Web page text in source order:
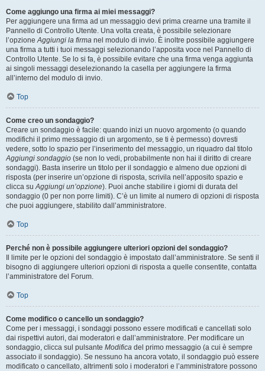
Come aggiungo una firma ai miei messaggi?
Per aggiungere una firma ad un messaggio devi prima crearne una tramite il
Pannello di Controllo Utente. Una volta creata, è possibile selezionare
l’opzioneAggiungi la firma nel modulo di invio. È inoltre possibile aggiungere
una firma a tutti i tuoi messaggi selezionando l’apposita voce nel Pannello di
Controllo Utente. Se lo si fa, è possibile evitare che una firma venga aggiunta
ai singoli messaggi deselezionando la casella per aggiungere la firma
all’interno del modulo di invio.
Top
Come creo un sondaggio?
Creare un sondaggio è facile: quando inizi un nuovo argomento (o quando
modifichi il primo messaggio di un argomento, se ti è permesso) dovresti
vedere, sotto lo spazio per l’inserimento del messaggio, un riquadro dal titolo
Aggiungi sondaggio (se non lo vedi, probabilmente non hai il diritto di creare
sondaggi). Basta inserire un titolo per il sondaggio e almeno due opzioni di
risposta (per inserire un’opzione di risposta, scrivila nell’apposito spazio e
clicca suAggiungi un’opzione). Puoi anche stabilire i giorni di durata del
sondaggio (0 per non porre limiti). C’è un limite al numero di opzioni di risposta
che puoi aggiungere, stabilito dall’amministratore.
Top
Perché non è possibile aggiungere ulteriori opzioni del sondaggio?
Il limite per le opzioni del sondaggio è impostato dall’amministratore. Se senti il
bisogno di aggiungere ulteriori opzioni di risposta a quelle consentite, contatta
l’amministratore del Forum.
Top
Come modifico o cancello un sondaggio?
Come per i messaggi, i sondaggi possono essere modificati e cancellati solo
dai rispettivi autori, dai moderatori e dall’amministratore. Per modificare un
sondaggio, clicca sul pulsante Modifica del primo messaggio (a cui è sempre
associato il sondaggio). Se nessuno ha ancora votato, il sondaggio può essere
modificato o cancellato, altrimenti solo i moderatori e l’amministratore possono